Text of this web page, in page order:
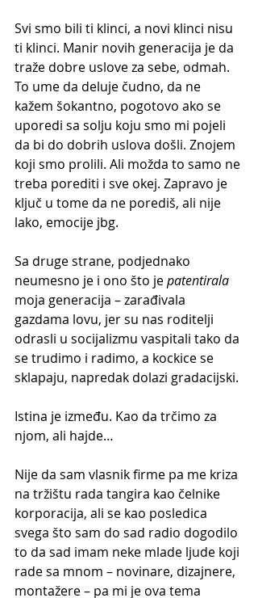
Svi smo bili ti klinci, a novi klinci nisu
ti klinci. Manir novih generacija je da
traže dobre uslove za sebe, odmah.
To ume da deluje čudno, da ne
kažem šokantno, pogotovo ako se
uporedi sa solju koju smo mi pojeli
da bi do dobrih uslova došli. Znojem
koji smo prolili. Ali možda to samo ne
treba porediti i sve okej. Zapravo je
ključ u tome da ne porediš, ali nije
lako, emocije jbg.
Sa druge strane, podjednako
neumesno je i ono što je patentirala
moja generacija – zarađivala
gazdama lovu, jer su nas roditelji
odrasli u socijalizmu vaspitali tako da
se trudimo i radimo, a kockice se
sklapaju, napredak dolazi gradacijski.
Istina je između. Kao da trčimo za
njom, ali hajde…
Nije da sam vlasnik firme pa me kriza
na tržištu rada tangira kao čelnike
korporacija, ali se kao posledica
svega što sam do sad radio dogodilo
to da sad imam neke mlade ljude koji
rade sa mnom – novinare, dizajnere,
montažere – pa mi je ova tema